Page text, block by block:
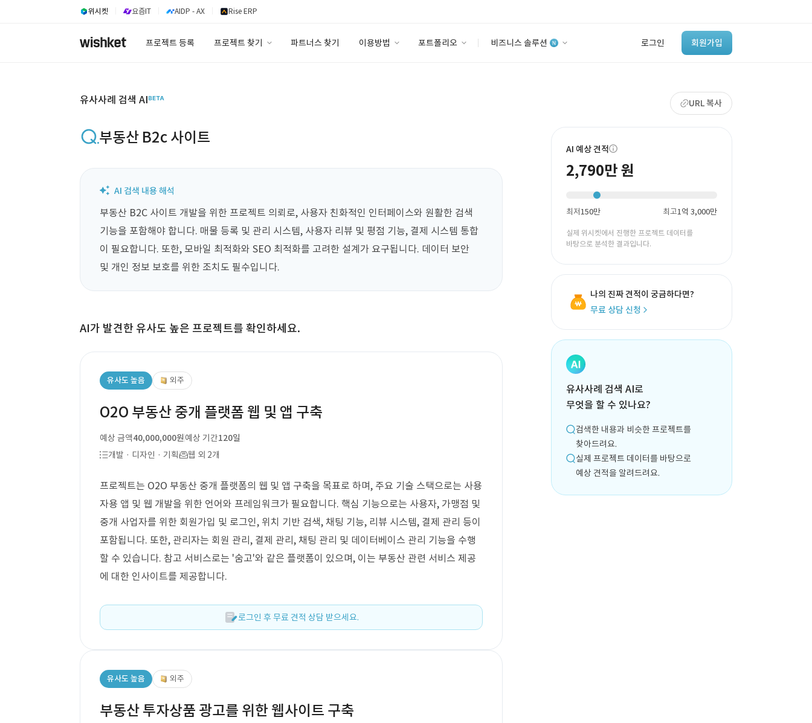
위시켓 요즘IT AIDP - AX Rise ERP
프로젝트 등록 프로젝트 찾기 파트너스 찾기 이용방법 포트폴리오 비즈니스 솔루션 로그인 회원가입
‘이런 거’ 만들어본
개발 회사 있어?
바로가기
유사사례 검색 AI URL 복사
부동산 B2c 사이트
부동산 B2C 사이트 개발을 위한 프로젝트 의뢰로, 사용자 친화적인 인터페이스와 원활한 검색
기능을 포함해야 합니다. 매물 등록 및 관리 시스템, 사용자 리뷰 및 평점 기능, 결제 시스템 통합
이 필요합니다. 또한, 모바일 최적화와 SEO 최적화를 고려한 설계가 요구됩니다. 데이터 보안
및 개인 정보 보호를 위한 조치도 필수입니다.
AI가 발견한 유사도 높은 프로젝트를 확인하세요.
유사도 높음 외주
O2O 부동산 중개 플랫폼 웹 및 앱 구축
예상 금액40,000,000원예상 기간120일
개발 · 디자인 · 기획
웹 외 2개
프로젝트는 O2O 부동산 중개 플랫폼의 웹 및 앱 구축을 목표로 하며, 주요 기술 스택으로는 사용
자용 앱 및 웹 개발을 위한 언어와 프레임워크가 필요합니다. 핵심 기능으로는 사용자, 가맹점 및
중개 사업자를 위한 회원가입 및 로그인, 위치 기반 검색, 채팅 기능, 리뷰 시스템, 결제 관리 등이
포함됩니다. 또한, 관리자는 회원 관리, 결제 관리, 채팅 관리 및 데이터베이스 관리 기능을 수행
할 수 있습니다. 참고 서비스로는 '숨고'와 같은 플랫폼이 있으며, 이는 부동산 관련 서비스 제공
에 대한 인사이트를 제공합니다.
로그인 후 무료 견적 상담 받으세요.
유사도 높음 외주
부동산 투자상품 광고를 위한 웹사이트 구축
AI 예상 견적
2,790만 원
최저150만 최고1억 3,000만
실제 위시켓에서 진행한 프로젝트 데이터를
바탕으로 분석한 결과입니다.
나의 진짜 견적이 궁금하다면?
무료 상담 신청
유사사례 검색 AI로
무엇을 할 수 있나요?
검색한 내용과 비슷한 프로젝트를
찾아드려요.
실제 프로젝트 데이터를 바탕으로
예상 견적을 알려드려요.